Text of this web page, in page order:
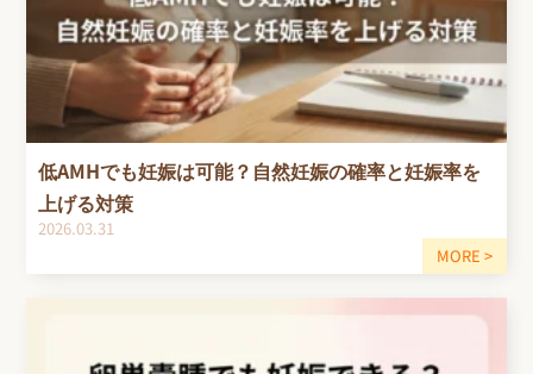
低AMHでも妊娠は可能？自然妊娠の確率と妊娠率を
上げる対策
2026.03.31